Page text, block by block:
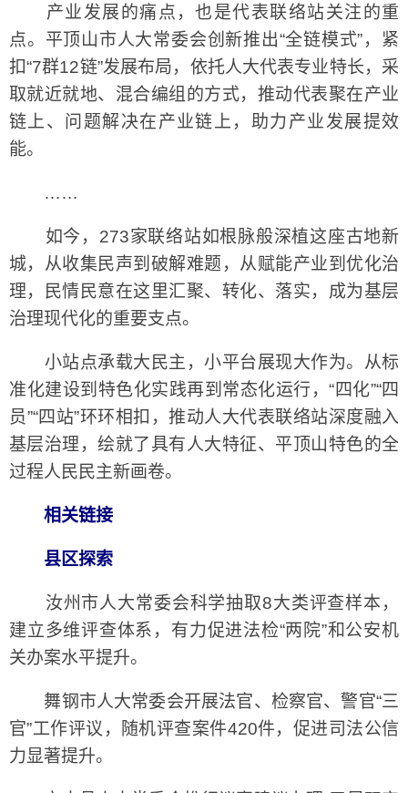
产业发展的痛点，也是代表联络站关注的重
点。平顶山市人大常委会创新推出“全链模式”，紧
扣“7群12链”发展布局，依托人大代表专业特长，采
取就近就地、混合编组的方式，推动代表聚在产业
链上、问题解决在产业链上，助力产业发展提效
能。
……
如今，273家联络站如根脉般深植这座古地新
城，从收集民声到破解难题，从赋能产业到优化治
理，民情民意在这里汇聚、转化、落实，成为基层
治理现代化的重要支点。
小站点承载大民主，小平台展现大作为。从标
准化建设到特色化实践再到常态化运行，“四化”“四
员”“四站”环环相扣，推动人大代表联络站深度融入
基层治理，绘就了具有人大特征、平顶山特色的全
过程人民民主新画卷。
相关链接
县区探索
汝州市人大常委会科学抽取8大类评查样本，
建立多维评查体系，有力促进法检“两院”和公安机
关办案水平提升。
舞钢市人大常委会开展法官、检察官、警官“三
官”工作评议，随机评查案件420件，促进司法公信
力显著提升。